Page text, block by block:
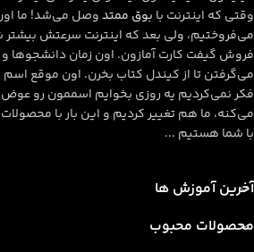
وقتی که اینترنت با بوق ممتدوصل می‌شد! ما
می‌فروختیم، ولی بعد که اینترنت سرعتش
فروش گیفت کارت آمازون. اون زمان دانشجوها و
می‌گرفتن تا از کیندل کتاب بخرن. اون موقع
فکر نمی‌کردیم یه روزی بخوایم اسممون رو عوض
با شما هستیم ...
آخرین آموزش ها
محصولات محبوب